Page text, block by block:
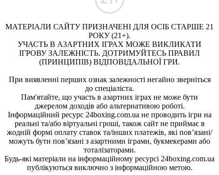
МАТЕРІАЛИ САЙТУ ПРИЗНАЧЕНІ ДЛЯ ОСІБ СТАРШЕ 21
РОКУ (21+).
УЧАСТЬ В АЗАРТНИХ ІГРАХ МОЖЕ ВИКЛИКАТИ
ІГРОВУ ЗАЛЕЖНІСТЬ. ДОТРИМУЙТЕСЬ ПРАВИЛ
(ПРИНЦИПІВ) ВІДПОВІДАЛЬНОЇ ГРИ.
При виявленні перших ознак залежності негайно зверніться
до спеціаліста.
Пам'ятайте, що участь в азартних іграх не може бути
джерелом доходів або альтернативою роботі.
Інформаційний ресурс 24boxing.com.ua не проводить ігри на
реальні та/або віртуальні гроші, також сайт не приймає в
жодній формі оплату ставок та/інших платежів, які пов’язані/
можуть бути пов’язані з азартними іграми, букмекерами або
тоталізаторами.
Будь-які матеріали на інформаційному ресурсі 24boxing.com.ua
публікуються виключно з інформаційною метою.